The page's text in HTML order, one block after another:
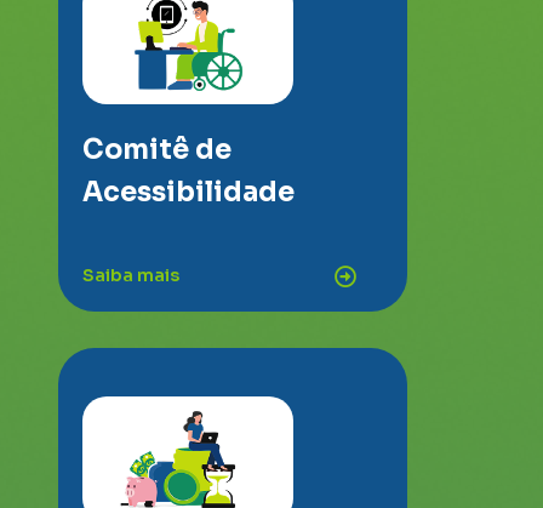
Comitê de
Acessibilidade
Saiba mais